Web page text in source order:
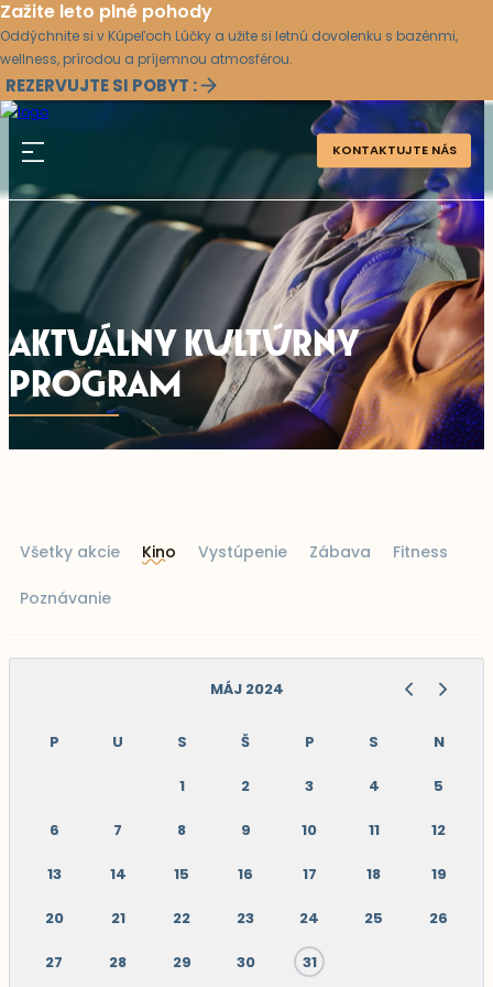
Zažite leto plné pohody
Oddýchnite si v Kúpeľoch Lúčky a užite si letnú dovolenku s bazénmi,
wellness, prírodou a príjemnou atmosférou.
REZERVUJTE SI POBYT :
KONTAKTUJTE NÁS
AKTUÁLNY KULTÚRNY
PROGRAM
Všetky akcie Kino Vystúpenie Zábava Fitness
Poznávanie
MÁJ 2024
P U S Š P S N
1 2 3 4 5
6 7 8 9 10 11 12
13 14 15 16 17 18 19
20 21 22 23 24 25 26
27 28 29 30 31